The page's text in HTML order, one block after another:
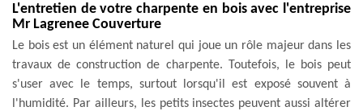
L'entretien de votre charpente en bois avec l'entreprise
Mr Lagrenee Couverture
Le bois est un élément naturel qui joue un rôle majeur dans les
travaux de construction de charpente. Toutefois, le bois peut
s'user avec le temps, surtout lorsqu'il est exposé souvent à
l'humidité. Par ailleurs, les petits insectes peuvent aussi altérer